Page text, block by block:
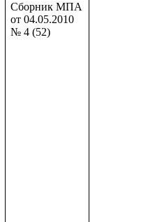
Сборник МПА
от 04.05.2010
№ 4 (52)